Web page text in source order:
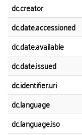
dc.creator
dc.date.accessioned
dc.date.available
dc.date.issued
dc.identifier.uri
dc.language
dc.language.iso